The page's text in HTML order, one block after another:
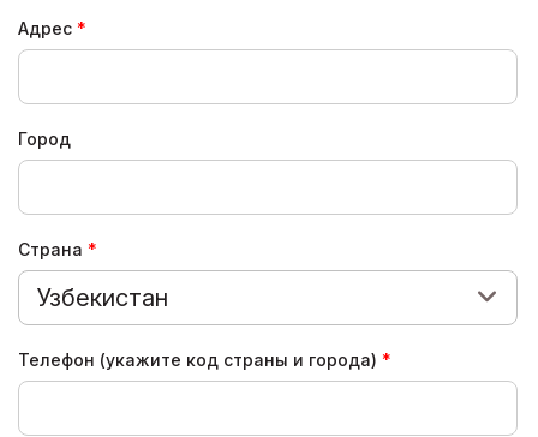
Адрес
Город
Страна
Узбекистан
Телефон (укажите код страны и города)